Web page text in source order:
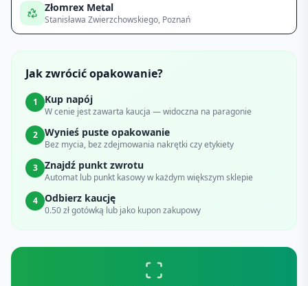
Złomrex Metal
Stanisława Zwierzchowskiego, Poznań
Jak zwrócić opakowanie?
1 Kup napój
W cenie jest zawarta kaucja — widoczna na paragonie
2
Wynieś puste opakowanie
Bez mycia, bez zdejmowania nakrętki czy etykiety
3
Znajdź punkt zwrotu
Automat lub punkt kasowy w każdym większym sklepie
4
Odbierz kaucję
0.50 zł gotówką lub jako kupon zakupowy